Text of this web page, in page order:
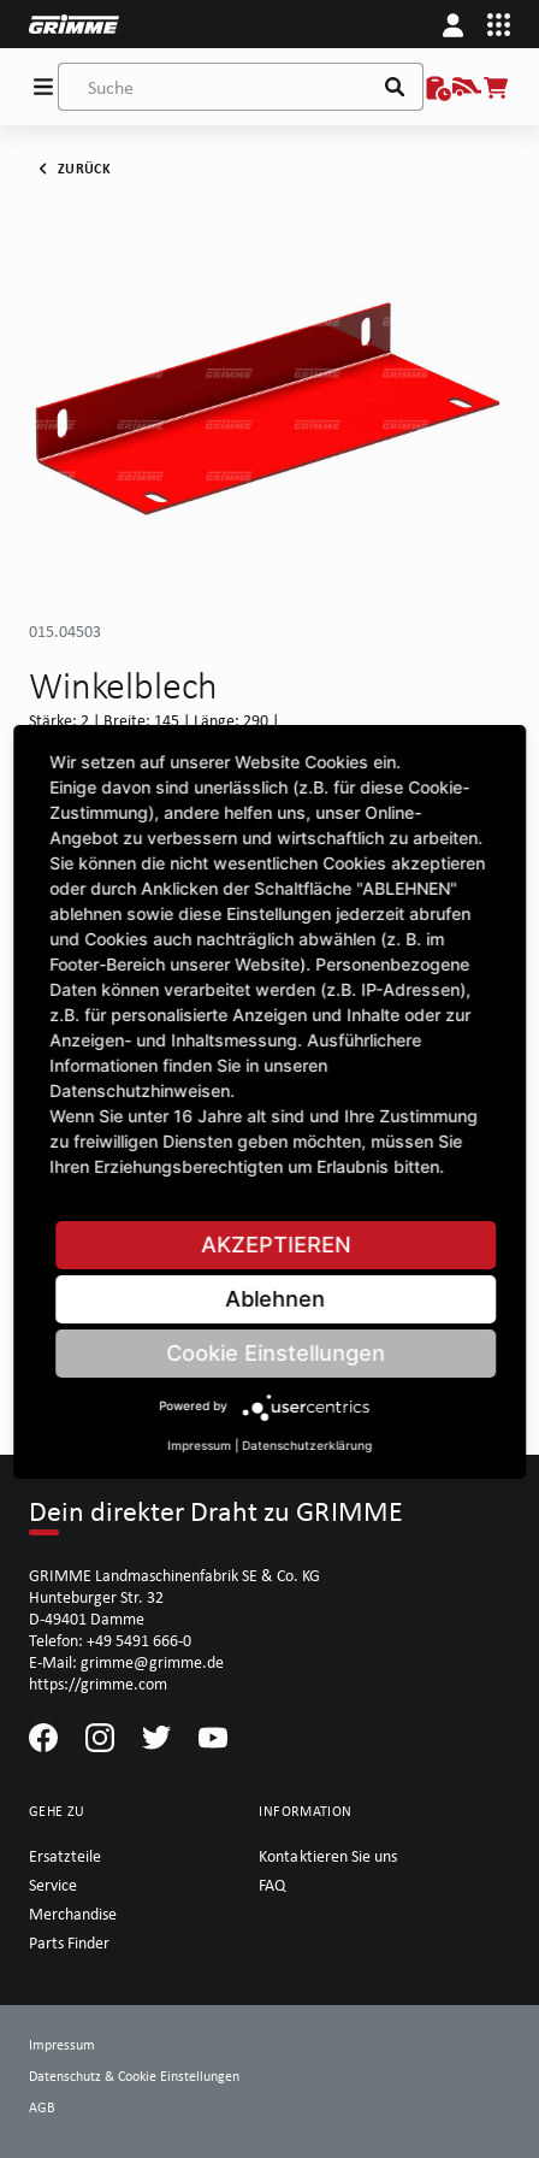
ZURÜCK
015.04503
Winkelblech
Stärke: 2 | Breite: 145 | Länge: 290 |
Verfügbar auf Anfrage (Swineshead)
WEITERE DEPOTS
Maschine auswählen, um Kompatibilität zu sehen
MASCHINE AUSWÄHLEN
CLICK & COLLECT
Bestellungen bei Deinem bevorzugten Standort abholen
STELLE EINE FRAGE
Spezifikationen
BESCHREIBUNG
BLECH ALLGEMEIN | Stärke: 2 | Breite: 145 | Länge: 290 |
Dein direkter Draht zu GRIMME
GRIMME Landmaschinenfabrik SE & Co. KG
Hunteburger Str. 32
D-49401 Damme
Telefon: +49 5491 666-0
E-Mail: grimme@grimme.de
https://grimme.com
GEHE ZU
Ersatzteile
Service
Merchandise
Parts Finder
INFORMATION
Kontaktieren Sie uns
FAQ
Impressum
Datenschutz & Cookie Einstellungen
AGB
Wir setzen auf unserer Website Cookies ein.
Einige davon sind unerlässlich (z.B. für diese Cookie-
Zustimmung), andere helfen uns, unser Online-
Angebot zu verbessern und wirtschaftlich zu arbeiten.
Sie können die nicht wesentlichen Cookies akzeptieren
oder durch Anklicken der Schaltfläche "ABLEHNEN"
ablehnen sowie diese Einstellungen jederzeit abrufen
und Cookies auch nachträglich abwählen (z. B. im
Footer-Bereich unserer Website). Personenbezogene
Daten können verarbeitet werden (z.B. IP-Adressen),
z.B. für personalisierte Anzeigen und Inhalte oder zur
Anzeigen- und Inhaltsmessung. Ausführlichere
Informationen finden Sie in unseren
Datenschutzhinweisen.
Wenn Sie unter 16 Jahre alt sind und Ihre Zustimmung
zu freiwilligen Diensten geben möchten, müssen Sie
Ihren Erziehungsberechtigten um Erlaubnis bitten.
AKZEPTIEREN
Ablehnen
Cookie Einstellungen
Powered by
Impressum Datenschutzerklärung